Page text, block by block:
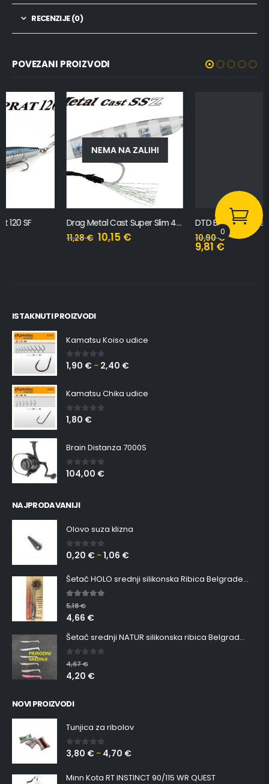
RECENZIJE (0)
POVEZANI PROIZVODI
NEMA NA ZALIHI
Drag Metal Cast Super Slim 40gr
10,15€
ISTAKNUTI PROIZVODI
Kamatsu Koiso udice
0 out of 5
1,90 € – 2,40 €
Kamatsu Chika udice
0 out of 5
1,80 €
Brain Distanza 7000S
0out of 5
104,00 €
NAJPRODAVANIJI
Olovo suza klizna
0 out of 5
0,20 € –1,06 €
Šetač HOLO srednji silikonska Ribica Belgrade Walker
5.00
5,18€
4,66 €
Šetač srednji NATUR silikonska ribica Belgrade Walker
0 out of 5
4,67€
4,20 €
NOVI PROIZVODI
Tunjica za ribolov
0 out of 5
3,80 € – 4,70 €
Minn Kota RT INSTINCT 90/115 WR QUEST
0